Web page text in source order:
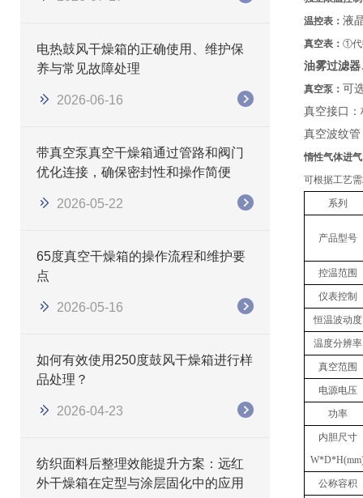
电热鼓风干燥箱的正确使用、维护保
养与常见故障处理
2026-06-16
带真空泵真空干燥箱通过管路和阀门
优化连接，确保密封性和操作简便
2026-05-22
65度真空干燥箱的操作流程和维护要
点
2026-05-16
如何有效使用250度鼓风干燥箱进行样
品处理？
2026-04-23
纺织面料后整理效能提升方案：远红
外干燥箱在定型与涂层固化中的应用
温控表： 液
真空表： ①代
油雾过滤
真空泵： 可
真空接口
真空波纹
惰性气体进
可根据工艺
系列
产品型号
控温范围
仪表控制
恒温波动度
温度分辨率
真空范围
电源电压
功率
内胆尺寸
W*D*
公称容积